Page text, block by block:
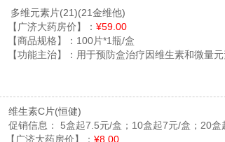
多维元素片(21)(21金维他)
【广济大药房价】： ¥59.00
【商品规格】： 100片*1瓶/盒
【功能主治】： 用于预防盒治疗因维生素和微量
维生素C片(恒健)
促销信息：
5盒起7.5元/盒；10盒起7元/盒；20盒
【广济大药房价】： ¥8.00